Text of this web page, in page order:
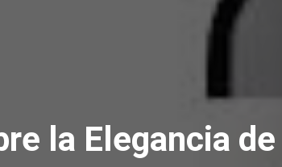
la Elegancia